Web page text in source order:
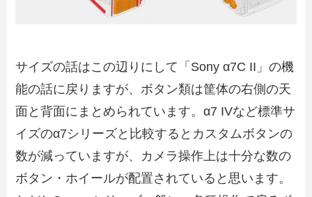
サイズの話はこの辺りにして「Sony α7C II」の機
能の話に戻りますが、ボタン類は筐体の右側の天
面と背面にまとめられています。α7 IVなど標準サ
イズのα7シリーズと比較するとカスタムボタンの
数が減っていますが、カメラ操作上は十分な数の
ボタン・ホイールが配置されていると思います。